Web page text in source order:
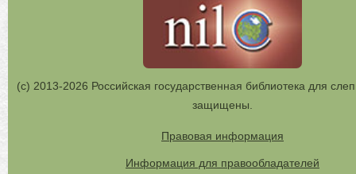
(с) 2013-2026 Российская государственная библиотека для
защищены.
Правовая информация
Информация для правообладателей